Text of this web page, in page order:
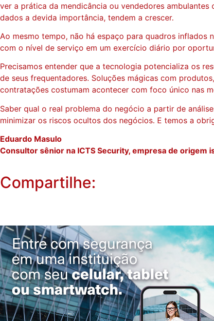
ver a prática da mendicância ou vendedores
dados a devida importância, tendem a crescer.
Ao mesmo tempo, não há espaço para quadros
com o nível de serviço em um exercício diário por
Precisamos entender que a tecnologia potencializa os
de seus frequentadores. Soluções mágicas com
contratações costumam acontecer com foco único nas
Saber qual o real problema do negócio a partir de
minimizar os riscos ocultos dos negócios. E temos a
Eduardo Masulo
Consultor sênior na ICTS Security, empresa de
Compartilhe: